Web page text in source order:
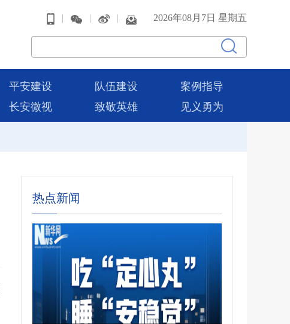
| | | 2026年08月7日 星期五
平安建设 队伍建设
案例指导
长安微视 致敬英雄 见义勇为
热点新闻